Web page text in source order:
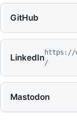
GitHub
LinkedIn
https://
/
Mastodon